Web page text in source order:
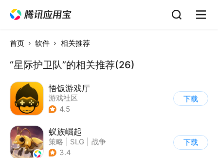
首页 软件 相关推荐
“星际护卫队”的相关推荐(26)
悟饭游戏厅
游戏社区
4.5
下载
蚁族崛起
策略 SLG
战争
| 卡通
3.4
下载